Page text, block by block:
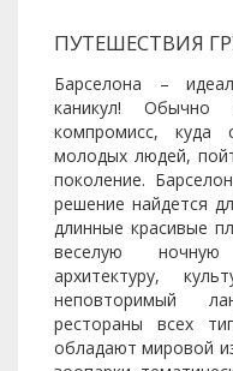
ПУТЕШЕСТВИЯ
Барселона –
каникул! Обычно
компромисс, куда
молодых людей,
поколение.
решение найдется
длинные красивые
веселую ночную
архитектуру,
неповторимый
рестораны всех
обладают мировой